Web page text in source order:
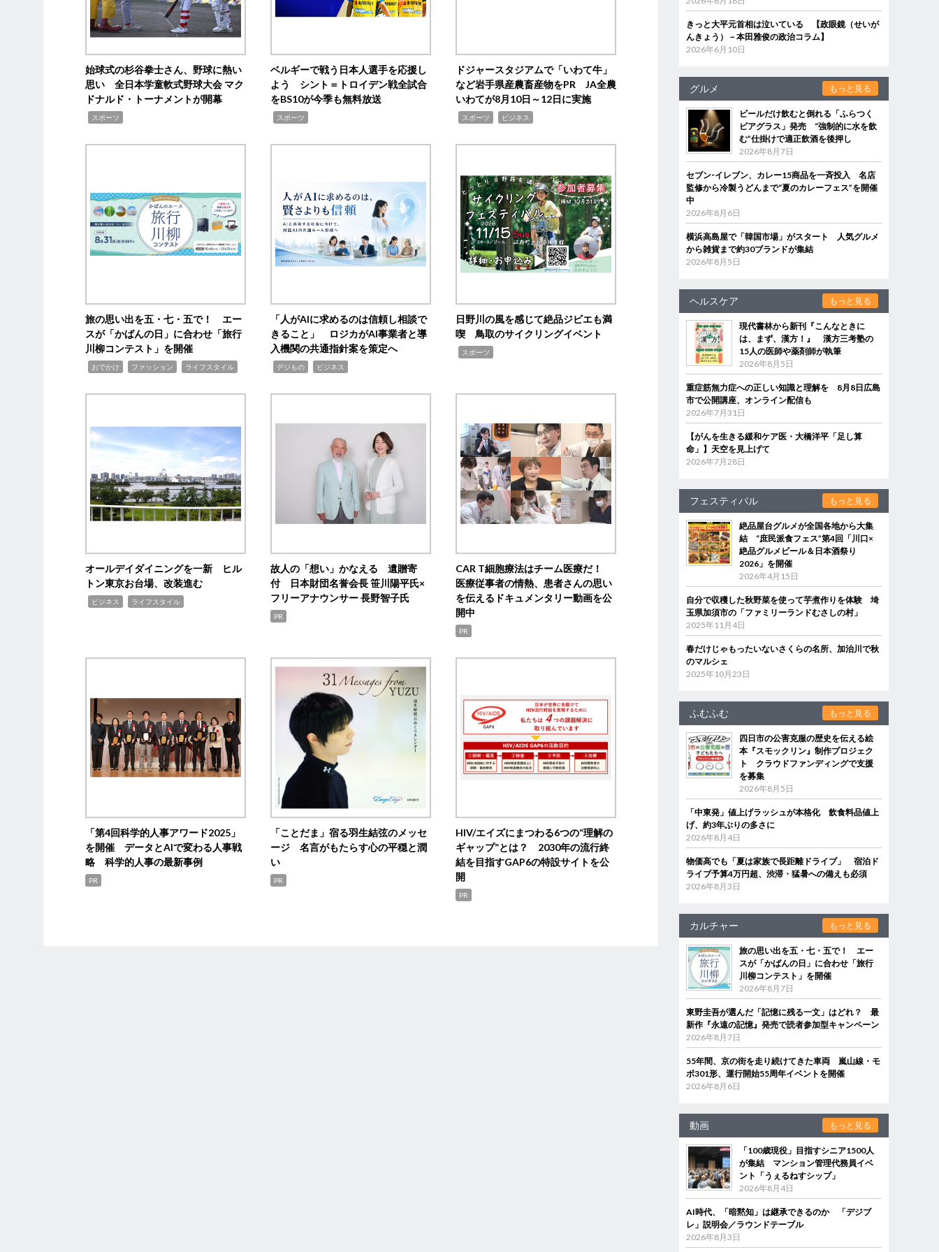
始球式の杉谷拳士さん、野球に熱い
思い 全日本学童軟式野球大会 マク
ドナルド・トーナメントが開幕
スポーツ
ベルギーで戦う日本人選手を応援し
よう シント＝トロイデン戦全試合
をBS10が今季も無料放送
スポーツ
ドジャースタジアムで「いわて牛」
など岩手県産農畜産物をPR JA全農
いわてが8月10日～12日に実施
スポーツ ビジネス
旅の思い出を五・七・五で！ エー
スが「かばんの日」に合わせ「旅行
川柳コンテスト」を開催
おでかけ ファッション ライフスタイル
「人がAIに求めるのは信頼し相談で
きること」 ロジカがAI事業者と導
入機関の共通指針案を策定へ
デジもの ビジネス
日野川の風を感じて絶品ジビエも満
喫 鳥取のサイクリングイベント
スポーツ
オールデイダイニングを一新 ヒル
トン東京お台場、改装進む
ビジネス ライフスタイル
故人の「想い」かなえる 遺贈寄
付 日本財団名誉会長 笹川陽平氏×
フリーアナウンサー 長野智子氏
PR
CAR T細胞療法はチーム医療だ！
医療従事者の情熱、患者さんの思い
を伝えるドキュメンタリー動画を公
開中
PR
「第4回科学的人事アワード2025」
を開催 データとAIで変わる人事戦
略 科学的人事の最新事例
PR
「ことだま」宿る羽生結弦のメッセ
ージ 名言がもたらす心の平穏と潤
い
PR
HIV/エイズにまつわる6つの“理解の
ギャップ”とは？ 2030年の流行終
結を目指すGAP6の特設サイトを公
開
PR
きっと大平元首相は泣いている 【政眼鏡（せいが
んきょう）－本田雅俊の政治コラム】
2026年6月10日
グルメ もっと見る
ビールだけ飲むと倒れる「ふらつく
ビアグラス」発売 “強制的に水を飲
む”仕掛けで適正飲酒を後押し
2026年8月7日
セブン‐イレブン、カレー15商品を一斉投入 名店
監修から冷製うどんまで“夏のカレーフェス”を開催
中
2026年8月6日
横浜高島屋で「韓国市場」がスタート 人気グルメ
から雑貨まで約30ブランドが集結
2026年8月5日
ヘルスケア もっと見る
現代書林から新刊『こんなときに
は、まず、漢方！』 漢方三考塾の
15人の医師や薬剤師が執筆
2026年8月5日
重症筋無力症への正しい知識と理解を 8月8日広島
市で公開講座、オンライン配信も
2026年7月31日
【がんを生きる緩和ケア医・大橋洋平「足し算
命」】天空を見上げて
2026年7月28日
フェスティバル もっと見る
絶品屋台グルメが全国各地から大集
結 “庶民派食フェス”第4回「川口×
絶品グルメビール＆日本酒祭り
2026」を開催
2026年4月15日
自分で収穫した秋野菜を使って芋煮作りを体験 埼
玉県加須市の「ファミリーランドむさしの村」
2025年11月4日
春だけじゃもったいないさくらの名所、加治川で秋
のマルシェ
2025年10月23日
ふむふむ もっと見る
四日市の公害克服の歴史を伝える絵
本『スモックリン』制作プロジェク
ト クラウドファンディングで支援
を募集
2026年8月5日
「中東発」値上げラッシュが本格化 飲食料品値上
げ、約3年ぶりの多さに
2026年8月4日
物価高でも「夏は家族で長距離ドライブ」 宿泊ド
ライブ予算4万円超、渋滞・猛暑への備えも必須
2026年8月3日
カルチャー もっと見る
旅の思い出を五・七・五で！ エー
スが「かばんの日」に合わせ「旅行
川柳コンテスト」を開催
2026年8月7日
東野圭吾が選んだ「記憶に残る一文」はどれ？ 最
新作『永遠の記憶』発売で読者参加型キャンペーン
2026年8月7日
55年間、京の街を走り続けてきた車両 嵐山線・モ
ボ301形、運行開始55周年イベントを開催
2026年8月6日
動画 もっと見る
「100歳現役」目指すシニア1500人
が集結 マンション管理代務員イベ
ント「うぇるねすシップ」
2026年8月4日
AI時代、「暗黙知」は継承できるのか 「デジブ
レ」説明会／ラウンドテーブル
2026年8月3日